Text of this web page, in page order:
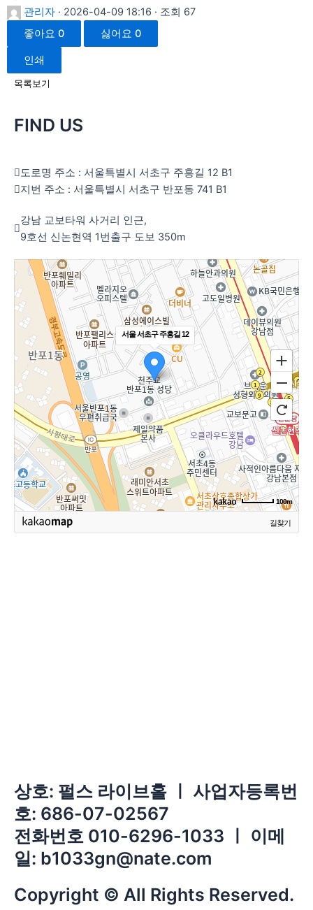
관리자 · 2026-04-09 18:16 · 조회 67
좋아요 0 싫어요 0
인쇄
목록보기
FIND US
도로명 주소 : 서울특별시 서초구 주흥길 12 B1
지번 주소 : 서울특별시 서초구 반포동 741 B1
강남 교보타워 사거리 인근,
9호선 신논현역 1번출구 도보 350m
서울 서초구 주흥길 12
100m
길찾기
상호: 펄스 라이브홀 ㅣ 사업자등록번
호: 686-07-02567
전화번호 010-6296-1033 ㅣ 이메
일: b1033gn@nate.com
Copyright © All Rights Reserved.